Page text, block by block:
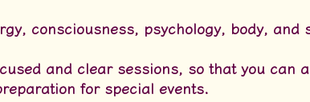
consciousness, psychology, body, and
and clear sessions, so that you can
for special events.